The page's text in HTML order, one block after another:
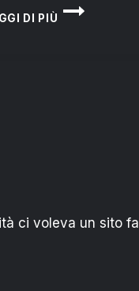
DI PIÙ
LONTANI
ci voleva un sito